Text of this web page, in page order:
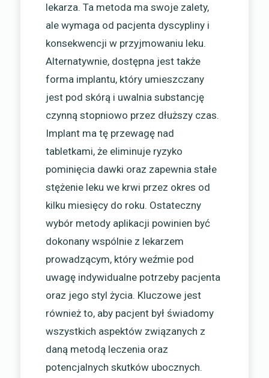
lekarza. Ta metoda ma swoje zalety,
ale wymaga od pacjenta dyscypliny i
konsekwencji w przyjmowaniu leku.
Alternatywnie, dostępna jest także
forma implantu, który umieszczany
jest pod skórą i uwalnia substancję
czynną stopniowo przez dłuższy czas.
Implant ma tę przewagę nad
tabletkami, że eliminuje ryzyko
pominięcia dawki oraz zapewnia stałe
stężenie leku we krwi przez okres od
kilku miesięcy do roku. Ostateczny
wybór metody aplikacji powinien być
dokonany wspólnie z lekarzem
prowadzącym, który weźmie pod
uwagę indywidualne potrzeby pacjenta
oraz jego styl życia. Kluczowe jest
również to, aby pacjent był świadomy
wszystkich aspektów związanych z
daną metodą leczenia oraz
potencjalnych skutków ubocznych.